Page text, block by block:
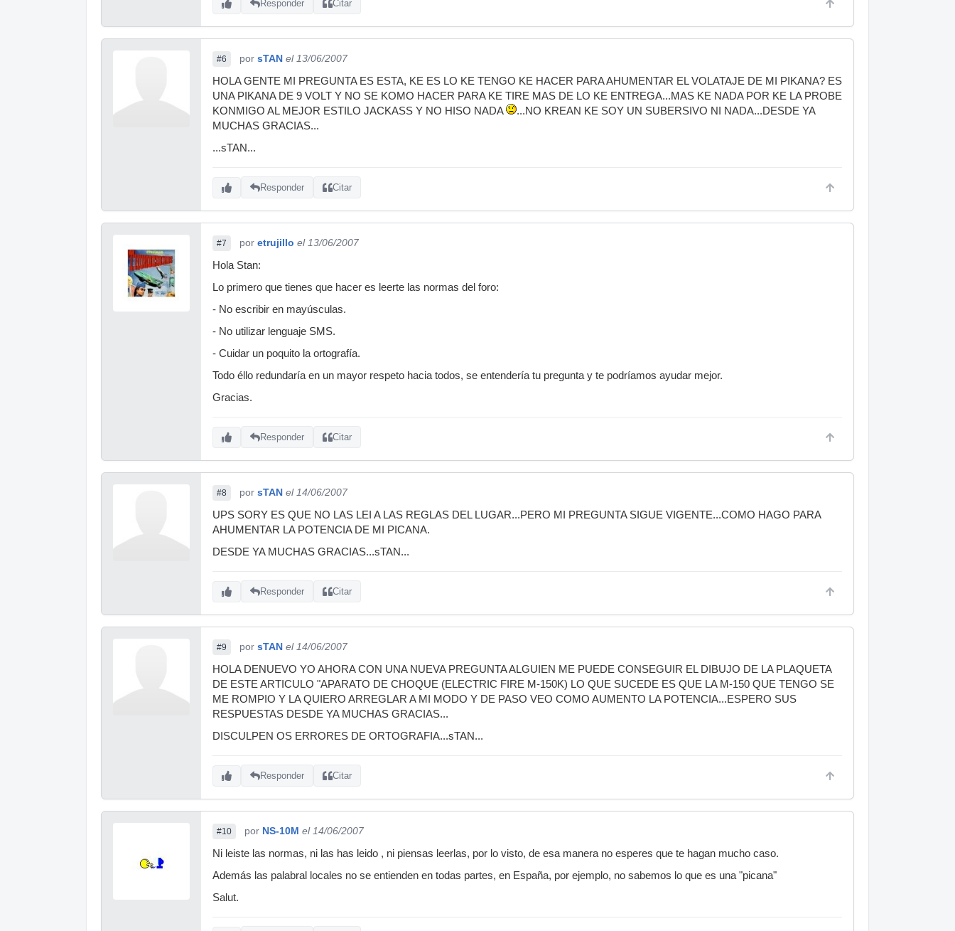
Responder Citar
#6 por sTAN el 13/06/2007
HOLA GENTE MI PREGUNTA ES ESTA, KE ES LO KE TENGO KE HACER PARA AHUMENTAR EL VOLATAJE DE MI PIKANA? ES
UNA PIKANA DE 9 VOLT Y NO SE KOMO HACER PARA KE TIRE MAS DE LO KE ENTREGA...MAS KE NADA POR KE LA PROBE
KONMIGO AL MEJOR ESTILO JACKASS Y NO HISO NADA
...NO KREAN KE SOY UN SUBERSIVO NI NADA...DESDE YA
MUCHAS GRACIAS...
...sTAN...
Responder Citar
#7 por etrujillo el 13/06/2007
Hola Stan:
Lo primero que tienes que hacer es leerte las normas del foro:
- No escribir en mayúsculas.
- No utilizar lenguaje SMS.
- Cuidar un poquito la ortografía.
Todo éllo redundaría en un mayor respeto hacia todos, se entendería tu pregunta y te podríamos ayudar mejor.
Gracias.
Responder Citar
#8 por sTAN el 14/06/2007
UPS SORY ES QUE NO LAS LEI A LAS REGLAS DEL LUGAR...PERO MI PREGUNTA SIGUE VIGENTE...COMO HAGO PARA
AHUMENTAR LA POTENCIA DE MI PICANA.
DESDE YA MUCHAS GRACIAS...sTAN...
Responder Citar
#9 por sTAN el 14/06/2007
HOLA DENUEVO YO AHORA CON UNA NUEVA PREGUNTA ALGUIEN ME PUEDE CONSEGUIR EL DIBUJO DE LA PLAQUETA
DE ESTE ARTICULO "APARATO DE CHOQUE (ELECTRIC FIRE M-150K) LO QUE SUCEDE ES QUE LA M-150 QUE TENGO SE
ME ROMPIO Y LA QUIERO ARREGLAR A MI MODO Y DE PASO VEO COMO AUMENTO LA POTENCIA...ESPERO SUS
RESPUESTAS DESDE YA MUCHAS GRACIAS...
DISCULPEN OS ERRORES DE ORTOGRAFIA...sTAN...
Responder Citar
#10 por NS-10M el 14/06/2007
Ni leiste las normas, ni las has leido , ni piensas leerlas, por lo visto, de esa manera no esperes que te hagan mucho caso.
Además las palabral locales no se entienden en todas partes, en España, por ejemplo, no sabemos lo que es una "picana"
Salut.